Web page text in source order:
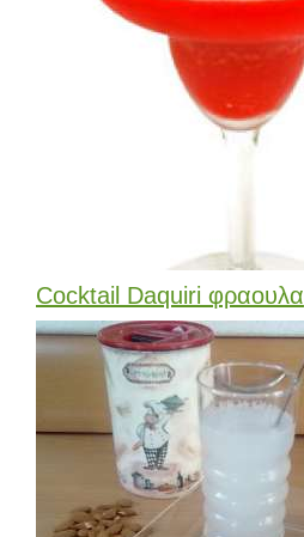
Cocktail Daquiri φραουλα